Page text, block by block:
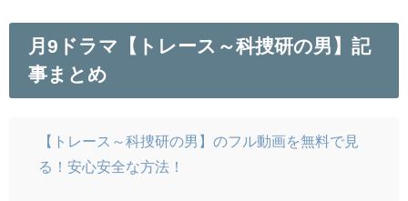
月9ドラマ【トレース～科捜研の男】記
事まとめ
【トレース～科捜研の男】のフル動画を無料で見
る！安心安全な方法！